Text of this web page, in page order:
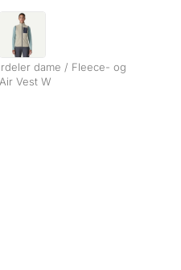
dame / Fleece- og
Vest W